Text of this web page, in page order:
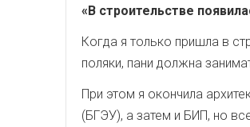
«В строительстве
Когда я только пришла в
поляки, пани должна
При этом я окончила
(БГЭУ), а затем и БИП, но